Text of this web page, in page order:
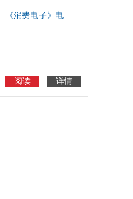
《消费电子》电
阅读 详情